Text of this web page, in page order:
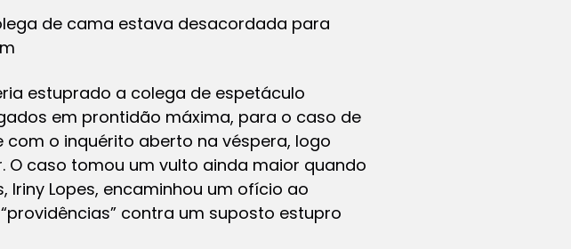
de cama estava desacordada para
estuprado a colega de espetáculo
em prontidão máxima, para o caso de
com o inquérito aberto na véspera, logo
caso tomou um vulto ainda maior quando
Iriny Lopes, encaminhou um ofício ao
contra um suposto estupro